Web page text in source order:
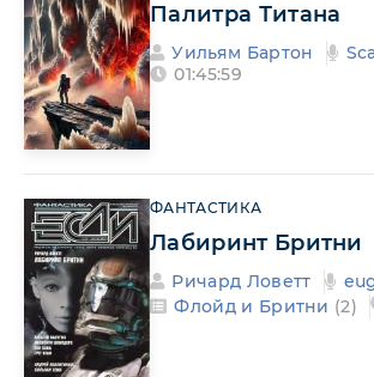
Палитра Титана
Уильям Бартон
01:45:59
ФАНТАСТИКА
Лабиринт Бритни
Ричард Ловетт
Флойд и Бритни (2)